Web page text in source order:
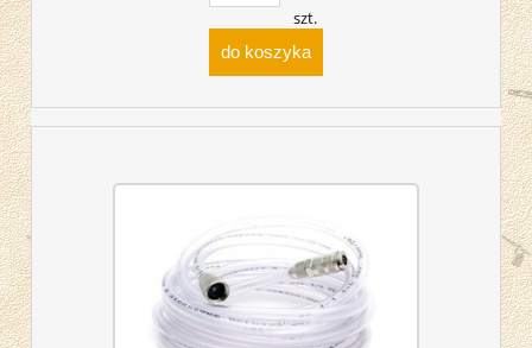
szt.
do koszyka